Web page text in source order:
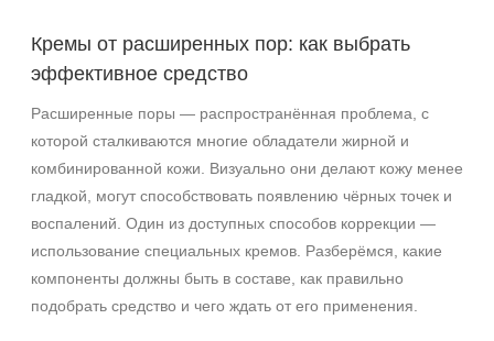
Гладкость
Лифтинг
Обновление клеток
Показать еще
Область применения
Веки
Губы
Декольте
Показать еще
Кремы от расширенных пор: как выбрать
эффективное средство
Расширенные поры — распространённая проблема, с
которой сталкиваются многие обладатели жирной и
комбинированной кожи. Визуально они делают кожу менее
гладкой, могут способствовать появлению чёрных точек и
воспалений. Один из доступных способов коррекции —
использование специальных кремов. Разберёмся, какие
компоненты должны быть в составе, как правильно
подобрать средство и чего ждать от его применения.